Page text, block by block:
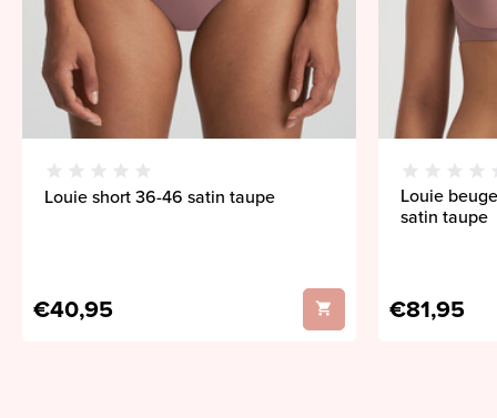
Louie short 36-46 satin taupe
€40,95
Louie
satin taupe
€81,95